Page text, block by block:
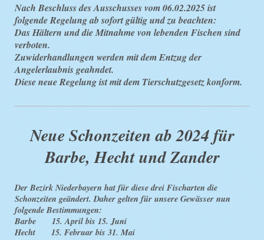
Nach Beschluss des Ausschusses vom 06.02.2025 ist
folgende Regelung ab sofort gültig und zu beachten:
Das Hältern und die Mitnahme von lebenden Fischen sind
verboten.
Zuwiderhandlungen werden mit dem Entzug der
Angelerlaubnis geahndet.
Diese neue Regelung ist mit dem Tierschutzgesetz konform.
Neue Schonzeiten ab 2024 für
Barbe, Hecht und Zander
Der Bezirk Niederbayern hat für diese drei Fischarten die
Schonzeiten geändert. Daher gelten für unsere Gewässer nun
folgende Bestimmungen:
Barbe 15. April bis 15. Juni
Hecht 15. Februar bis 31. Mai